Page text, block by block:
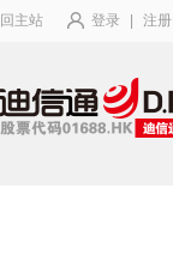
回主站 登录 注册